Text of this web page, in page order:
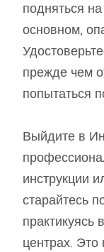
подняться
основном,
прежде чем
попытаться
Выйдите в
инструкции
старайтесь
центрах.